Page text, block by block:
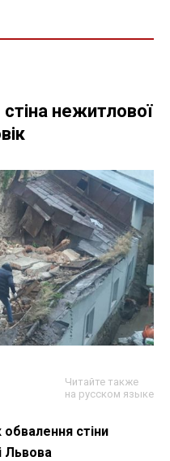
нежитлової
Читайте также
на русском языке
стіни
Львова